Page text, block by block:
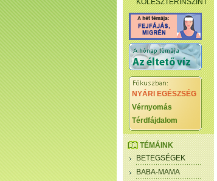
KOLESZTERINSZINT
NYÁRI EGÉSZSÉG
Vérnyomás
Térdfájdalom
TÉMÁINK
BETEGSÉGEK
BABA-MAMA